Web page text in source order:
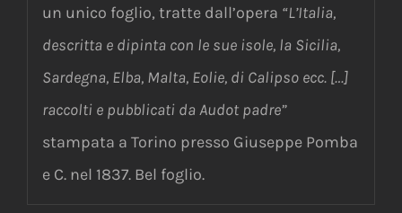
un unico foglio, tratte dall’opera “L’Italia,
descritta e dipinta con le sue isole, la Sicilia,
Sardegna, Elba, Malta, Eolie, di Calipso ecc. […]
raccolti e pubblicati da Audot padre”
stampata a Torino presso Giuseppe Pomba
e C. nel 1837. Bel foglio.